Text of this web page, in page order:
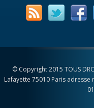
© Copyright 2015 TOUS
Lafayette 75010 Paris